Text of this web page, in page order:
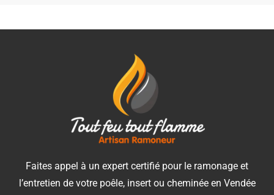
Faites appel à un expert certifié pour le ramonage et
l’entretien de votre poêle, insert ou cheminée en Vendée